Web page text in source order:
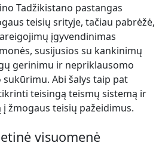
Tadžikistano pastangas
teisių srityje, tačiau pabrėžė,
įgyvendinimas
susijusios su kankinimų
gerinimu ir nepriklausomo
Abi šalys taip pat
teisingą teismų sistemą ir
žmogaus teisių pažeidimus.
visuomenė